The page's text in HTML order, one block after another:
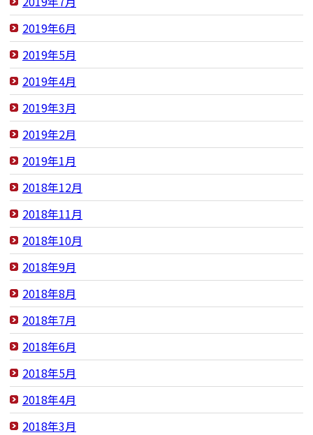
2019年6月
2019年5月
2019年4月
2019年3月
2019年2月
2019年1月
2018年12月
2018年11月
2018年10月
2018年9月
2018年8月
2018年7月
2018年6月
2018年5月
2018年4月
2018年3月